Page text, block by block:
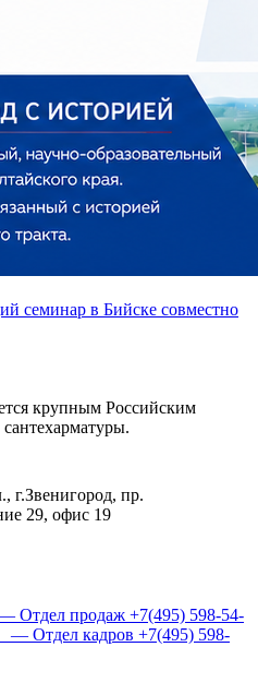
семинар в Бийске совместно
крупным Российским
г.Звенигород, пр.
29, офис 19
продаж +7(495) 598-54-
кадров +7(495) 598-